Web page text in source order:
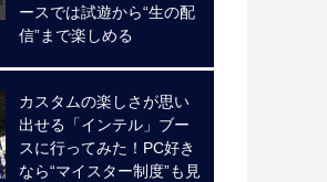
ースでは試遊から“生の配
信”まで楽しめる
カスタムの楽しさが思い
出せる「インテル」ブー
スに行ってみた！PC好き
なら“マイスター制度”も見